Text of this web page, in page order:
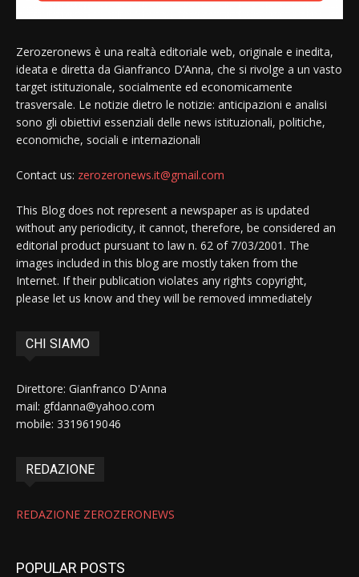
Zerozeronews è una realtà editoriale web, originale e inedita,
ideata e diretta da Gianfranco D’Anna, che si rivolge a un vasto
target istituzionale, socialmente ed economicamente
trasversale. Le notizie dietro le notizie: anticipazioni e analisi
sono gli obiettivi essenziali delle news istituzionali, politiche,
economiche, sociali e internazionali
Contact us: zerozeronews.it@gmail.com
This Blog does not represent a newspaper as is updated
without any periodicity, it cannot, therefore, be considered an
editorial product pursuant to law n. 62 of 7/03/2001. The
images included in this blog are mostly taken from the
Internet. If their publication violates any rights copyright,
please let us know and they will be removed immediately
CHI SIAMO
Direttore: Gianfranco D'Anna
mail: gfdanna@yahoo.com
mobile: 3319619046
REDAZIONE
REDAZIONE ZEROZERONEWS
POPULAR POSTS